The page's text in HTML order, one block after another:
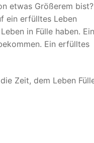
etwas Größerem bist?
ein erfülltes Leben
in Fülle haben. Ein
Ein erfülltes
Zeit, dem Leben